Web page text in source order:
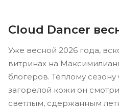
Cloud Dancer
Уже весной 2026 года,
витринах на
блогеров. Тёплому
загорелой кожи он
светлым, сдержанным